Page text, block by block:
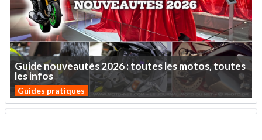
Guidenouveautés2026:touteslesmotos,toutes
lesinfos
Guides pratiques